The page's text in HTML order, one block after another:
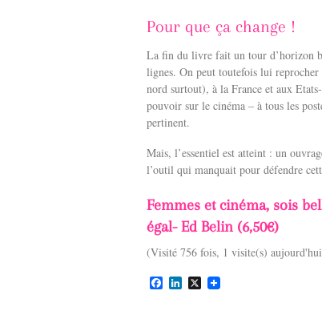
Pour que ça change !
La fin du livre fait un tour d’horizon
lignes. On peut toutefois lui reprocher
nord surtout), à la France et aux
pouvoir sur le cinéma – à tous les
pertinent.
Mais, l’essentiel est atteint : un
l’outil qui manquait pour défendre
Femmes et cinéma, sois
égal- Ed Belin (6,50€)
(Visité 756 fois, 1 visite(s)
F L X